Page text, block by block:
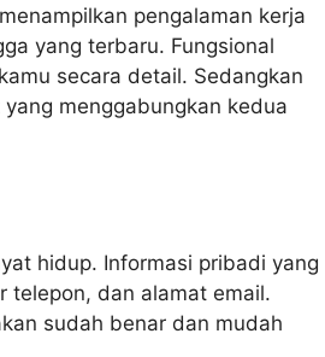
pengalaman kerja
yang terbaru. Fungsional
secara detail. Sedangkan
menggabungkan kedua
hidup. Informasi pribadi yang
telepon, dan alamat email.
sudah benar dan mudah